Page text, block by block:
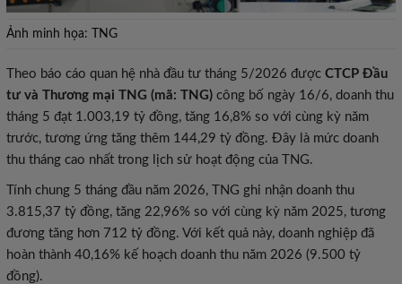
Ảnh minh họa: TNG
Theo báo cáo quan hệ nhà đầu tư tháng 5/2026 được CTCP Đầu
tư và Thương mại TNG (mã: TNG) công bố ngày 16/6, doanh thu
tháng 5 đạt 1.003,19 tỷ đồng, tăng 16,8% so với cùng kỳ năm
trước, tương ứng tăng thêm 144,29 tỷ đồng. Đây là mức doanh
thu tháng cao nhất trong lịch sử hoạt động của TNG.
Tính chung 5 tháng đầu năm 2026, TNG ghi nhận doanh thu
3.815,37 tỷ đồng, tăng 22,96% so với cùng kỳ năm 2025, tương
đương tăng hơn 712 tỷ đồng. Với kết quả này, doanh nghiệp đã
hoàn thành 40,16% kế hoạch doanh thu năm 2026 (9.500 tỷ
đồng).